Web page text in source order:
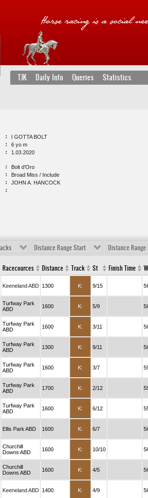
TJK Daily Info Queries Statistics
I GOTTA BOLT
6 yo m
1.03.2020
Bolt d'Oro
Broad Miss / Include
JOHN A. HANCOCK
Distance Range Start Distance Range
Racecources Distance Track St Finish Time
Keeneland ABD 1300 K: 9/15
Turfway Park
ABD
1600 K: 5/9
Turfway Park
ABD
1600 K: 3/11
Turfway Park
ABD
1300 K: 9/11
Turfway Park
ABD
1600 K: 3/7
Turfway Park
ABD
1700 K: 2/12
Turfway Park
ABD
1600 K: 6/12
Ellis Park ABD 1600 K: 6/7
Churchill
Downs ABD
1600 K: 10/10
Churchill
Downs ABD
1600 K: 4/5
Keeneland ABD 1400 K: 4/9